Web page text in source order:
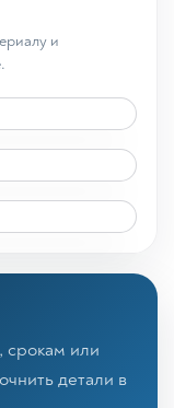
и
срокам или
детали в